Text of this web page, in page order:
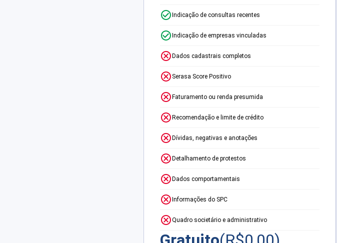
Indicação de consultas recentes
Indicação de empresas vinculadas
Dados cadastrais completos
Serasa Score Positivo
Faturamento ou renda presumida
Recomendação e limite de crédito
Dívidas, negativas e anotações
Detalhamento de protestos
Dados comportamentais
Informações do SPC
Quadro societário e administrativo